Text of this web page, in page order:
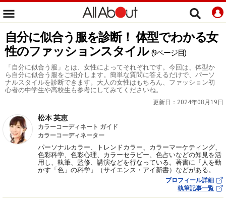
自分に似合う服を診断！ 体型でわかる女
性のファッションスタイル (9ページ目)
「自分に似合う服」とは、女性によってそれぞれです。今回は、体型か
ら自分に似合う服をご紹介します。簡単な質問に答えるだけで、パーソ
ナルスタイルを診断できます。大人の女性はもちろん、ファッション初
心者の中学生や高校生も参考にしてみてくださいね。
更新日： 2024年08月19日
松本 英恵
カラーコーディネート ガイド
カラーコーディネーター
パーソナルカラー、トレンドカラー、カラーマーケティング、
色彩科学、色彩心理、カラーセラピー、色占いなどの知見を活
用し、執筆、監修、講演などを行なっている。著書に『人を動
かす「色」の科学』（サイエンス・アイ新書）などがある。
プロフィール詳細
執筆記事一覧